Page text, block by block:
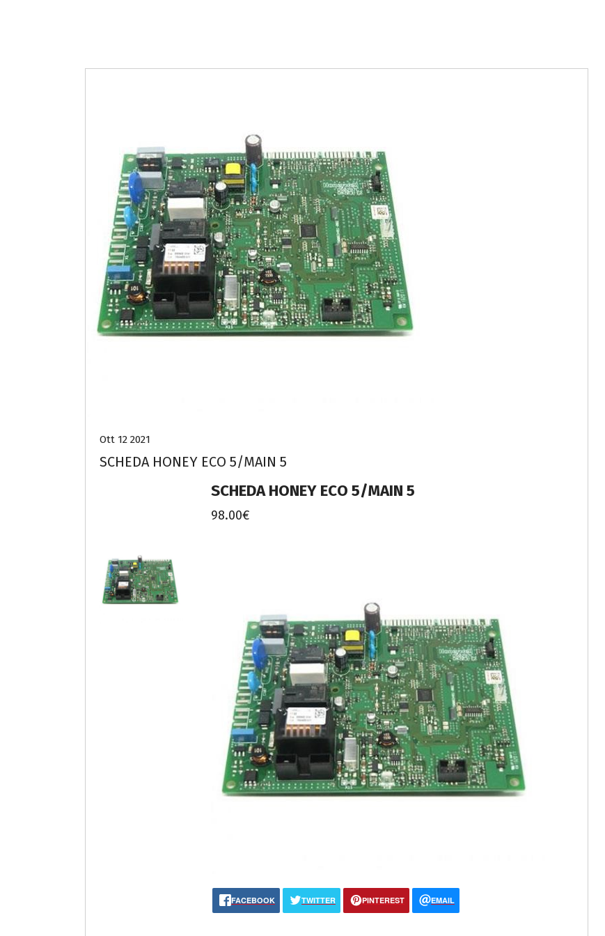
Ott 12 2021
SCHEDA HONEY ECO 5/MAIN 5
SCHEDA HONEY ECO 5/MAIN 5
98.00€
FACEBOOK TWITTER PINTEREST EMAIL